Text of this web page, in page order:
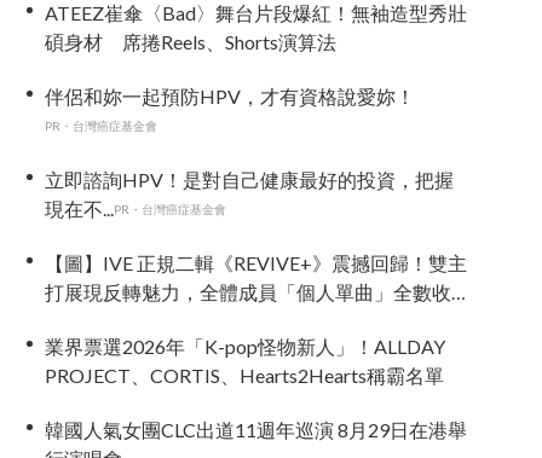
ATEEZ崔傘〈Bad〉舞台片段爆紅！無袖造型秀壯
碩身材 席捲Reels、Shorts演算法
伴侶和妳一起預防HPV，才有資格說愛妳！
PR・台灣癌症基金會
立即諮詢HPV！是對自己健康最好的投資，把握
現在不...PR・台灣癌症基金會
【圖】IVE 正規二輯《REVIVE+》震撼回歸！雙主
打展現反轉魅力，全體成員「個人單曲」全數收
業界票選2026年「K-pop怪物新人」！ALLDAY
PROJECT、CORTIS、Hearts2Hearts稱霸名單
韓國人氣女團CLC出道11週年巡演 8月29日在港舉